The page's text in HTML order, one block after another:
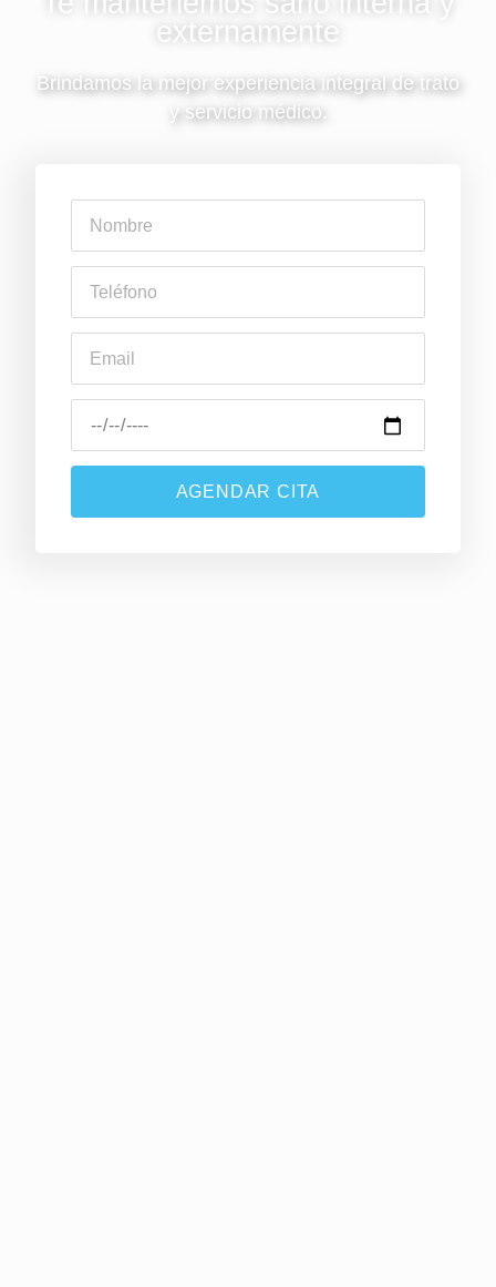
externamente
Brindamos la mejor experiencia integral de trato
y servicio médico.
AGENDAR CITA